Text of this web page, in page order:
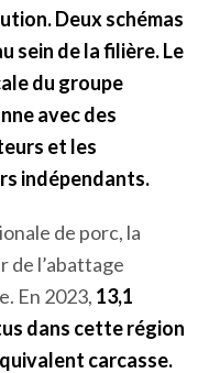
Deux schémas
sein de la filière. Le
du groupe
avec des
et les
indépendants.
de porc, la
de l’abattage
En 2023, 13,1
dans cette région
carcasse.